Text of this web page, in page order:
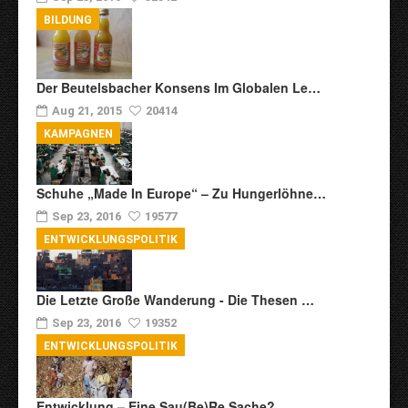
Der Beutelsbacher Konsens Im Globalen Le…
Aug 21, 2015 20414
BILDUNG
Schuhe „Made In Europe“ – Zu Hungerlöhne…
Sep 23, 2016 19577
KAMPAGNEN
Die Letzte Große Wanderung - Die Thesen …
Sep 23, 2016 19352
ENTWICKLUNGSPOLITIK
ENTWICKLUNGSPOLITIK